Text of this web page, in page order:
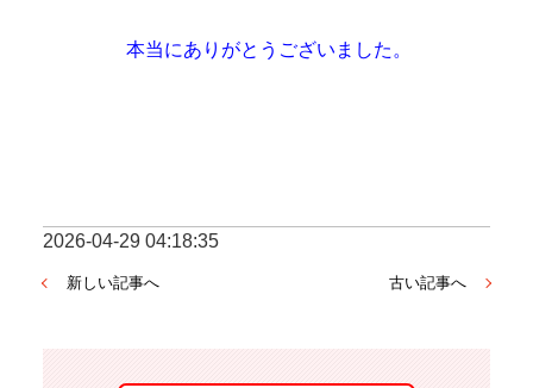
本当にありがとうございました。
2026-04-29 04:18:35
新しい記事へ 古い記事へ